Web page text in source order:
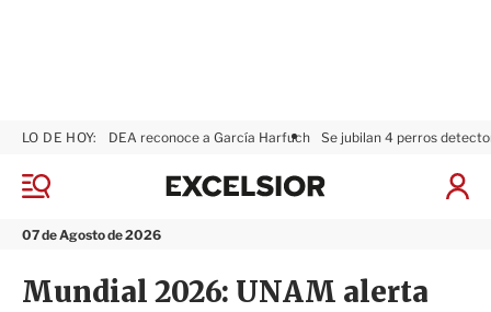
M
n
07 de Agosto de 2026
LO DE HOY: DEA reconoce a García Harfuch Se jubilan 4 perros
I
x
s
i
Mundial 2026: UNAM alerta